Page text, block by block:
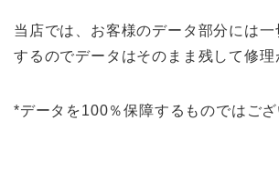
当店では、お客様のデータ部分には一
するのでデータはそのまま残して修理
*データを100％保障するものではご